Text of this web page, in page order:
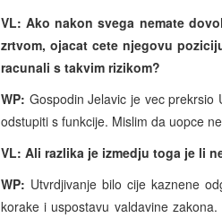
VL: Ako nakon svega nemate
zrtvom, ojacat cete njegovu
racunali s takvim rizikom?
WP: Gospodin Jelavic je vec prekrsio
odstupiti s funkcije. Mislim da uopce
VL: Ali razlika je izmedju toga je li
WP: Utvrdjivanje bilo cije kaznene
korake i uspostavu valdavine